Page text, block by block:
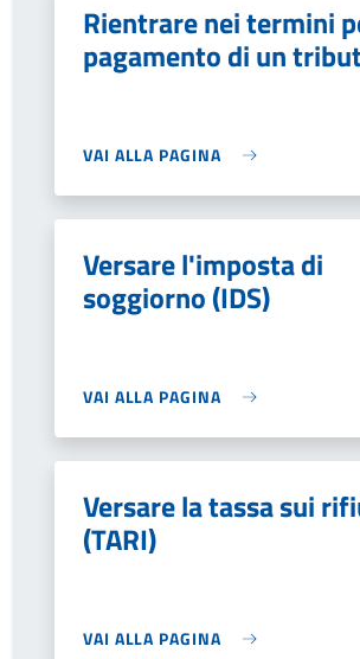
Rientrare nei termini
pagamento di un
VAI ALLA PAGINA
Versare l'imposta di
soggiorno (IDS)
VAI ALLA PAGINA
Versare la tassa sui
(TARI)
VAI ALLA PAGINA